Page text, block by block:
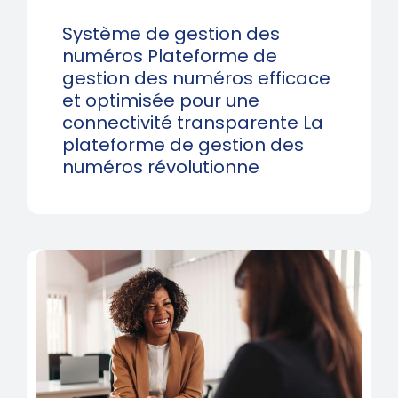
Système de gestion des
numéros Plateforme de
gestion des numéros efficace
et optimisée pour une
connectivité transparente La
plateforme de gestion des
numéros révolutionne